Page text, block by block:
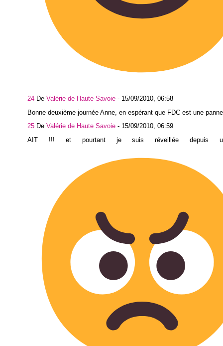
24 De Valérie de Haute Savoie - 15/09/2010, 06:58
Bonne deuxième journée Anne, en espérant que FDC est une
25 De Valérie de Haute Savoie - 15/09/2010, 06:59
AIT !!! et pourtant je suis réveillée depuis